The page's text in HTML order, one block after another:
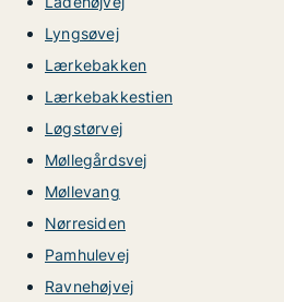
Lyngsøvej
Lærkebakken
Lærkebakkestien
Løgstørvej
Møllegårdsvej
Møllevang
Nørresiden
Pamhulevej
Ravnehøjvej